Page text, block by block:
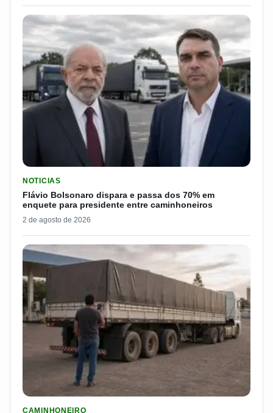
NOTICIAS
Flávio Bolsonaro dispara e passa dos 70% em
enquete para presidente entre caminhoneiros
2 de agosto de 2026
CAMINHONEIRO